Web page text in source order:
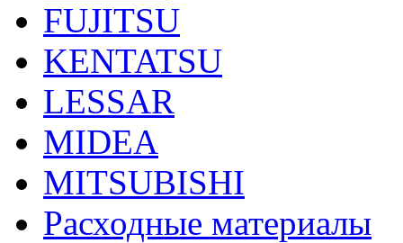
FUJITSU
KENTATSU
LESSAR
MIDEA
MITSUBISHI
Расходные материалы